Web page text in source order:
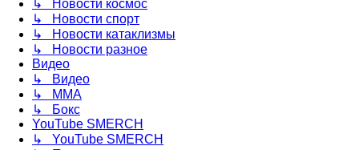
↳ Новости космос
↳ Новости спорт
↳ Новости катаклизмы
↳ Новости разное
Видео
↳ Видео
↳ ММА
↳ Бокс
YouTube SMERCH
↳ YouTube SMERCH